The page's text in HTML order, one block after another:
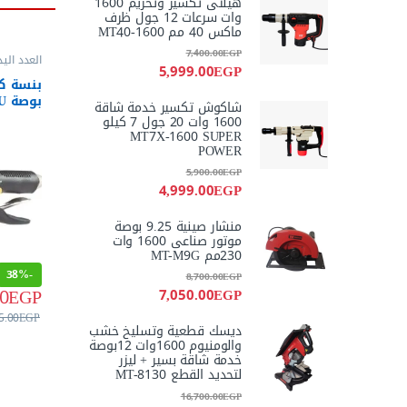
العدد
بنس
بوصة ALM10U من اويوس
-
38%
EGP
EGP
وات سرعات 12 جول ظرف
ماكس 40 مم MT40-1600
5,999.00EGP
7,400.00EGP
شاكوش تكسير خدمة شاقة
1600 وات 20 جول 7 كيلو
MT7X-1600 SUPER
POWER
4,999.00EGP
5,900.00EGP
منشار صينية 9.25 بوصة
موتور صناعى 1600 وات
230مم MT-M9G
7,050.00EGP
8,700.00EGP
ديسك قطعية وتسليخ خشب
والومنيوم 1600وات 12بوصة
خدمة شاقة بسير + ليزر
لتحديد القطع MT-8130
16,700.00EGP